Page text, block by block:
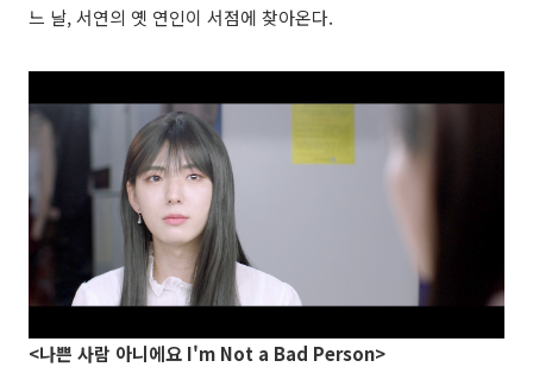
느 날, 서연의 옛 연인이 서점에 찾아온다.
<나쁜 사람 아니에요 I'm Not a Bad Person>